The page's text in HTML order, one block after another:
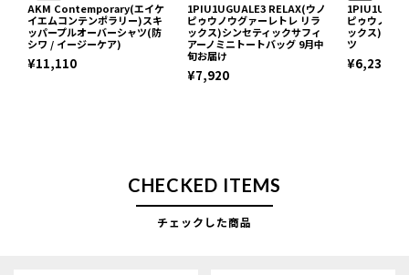
AKM Contemporary(エイケ
イエムコンテンポラリー)スキ
ッパープルオーバーシャツ(防
シワ / イージーケア)
¥11,110
1PIU1UGUALE3 RELAX(ウノ
ピゥウノウグァーレトレ リラ
ックス)シンセティックサフィ
アーノミニトートバッグ 9月中
旬お届け
¥7,920
ピゥウノウ
ックス)ネッ
ツ
¥6,237
CHECKED ITEMS
チェックした商品